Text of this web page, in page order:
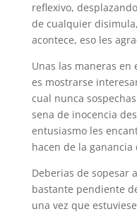
reflexivo,
de cualquier
acontece, eso les
Unas las maneras
es mostrarse
cual nunca
sena de inocencia
entusiasmo les
hacen de la
Deberias de sopesar
bastante pendiente
una vez que